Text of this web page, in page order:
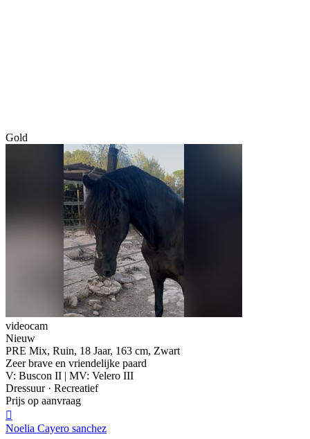
Gold
videocam
Nieuw
PRE Mix, Ruin, 18 Jaar, 163 cm, Zwart
Zeer brave en vriendelijke paard
V: Buscon II | MV: Velero III
Dressuur · Recreatief
Prijs op aanvraag

Noelia Cayero sanchez